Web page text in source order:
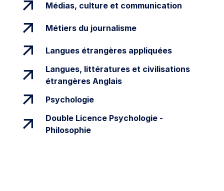
Médias, culture et communication
Métiers du journalisme
Langues étrangères appliquées
Langues, littératures et civilisations
étrangères Anglais
Psychologie
Double Licence Psychologie -
Philosophie